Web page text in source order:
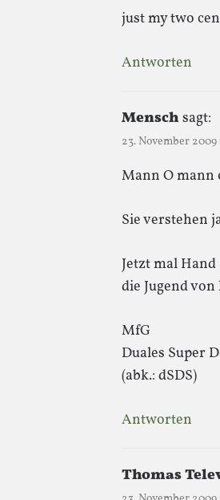
just my two
Antworten
Mensch sagt:
23. November 2009
Mann O mann
Sie verstehen
Jetzt mal
die Jugend von
MfG
Duales Super
(abk.: dSDS)
Antworten
Thomas